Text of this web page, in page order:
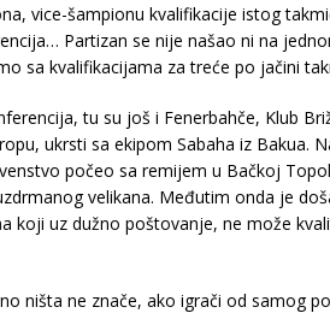
vice-šampionu kvalifikacije istog
Partizan se nije našao ni na
sa kvalifikacijama za treće po jačini
tu su još i Fenerbahče, Klub
ukrsti sa ekipom Sabaha iz Bakua.
počeo sa remijem u Bačkoj
velikana. Međutim onda je
koji uz dužno poštovanje, ne može
ništa ne znače, ako igrači od samog